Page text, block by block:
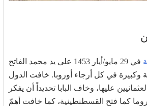
في 29 مايو/أيار 1453 على يد محمد الفاتح
في كل أرجاء أوروبا. خافت الدول
عليها، وخاف البابا تحديداً أن يفكر
كما فتح القسطنطينية، كما خافت أهمّ